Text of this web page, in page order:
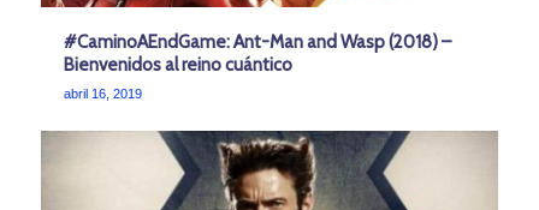
#CaminoAEndGame: Ant-Man and Wasp (2018) –
Bienvenidos al reino cuántico
abril 16, 2019